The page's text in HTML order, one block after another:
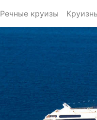
Речные круизы